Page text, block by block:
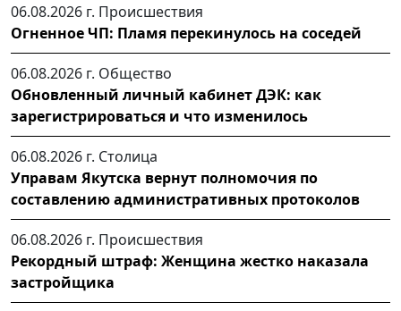
06.08.2026 г. Происшествия
Огненное ЧП: Пламя перекинулось на соседей
06.08.2026 г. Общество
Обновленный личный кабинет ДЭК: как
зарегистрироваться и что изменилось
06.08.2026 г. Столица
Управам Якутска вернут полномочия по
составлению административных протоколов
06.08.2026 г. Происшествия
Рекордный штраф: Женщина жестко наказала
застройщика